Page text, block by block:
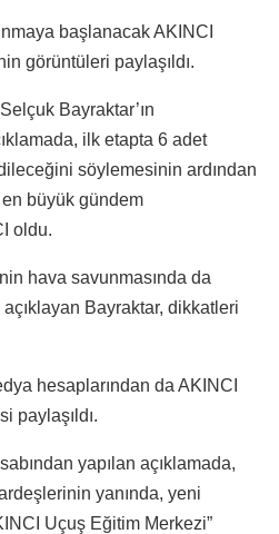
başlanacak AKINCI
görüntüleri paylaşıldı.
Bayraktar’ın
ilk etapta 6 adet
söylemesinin ardından
en büyük gündem
oldu.
hava savunmasında da
Bayraktar, dikkatleri
hesaplarından da AKINCI
paylaşıldı.
yapılan açıklamada,
yanında, yeni
Uçuş Eğitim Merkezi”